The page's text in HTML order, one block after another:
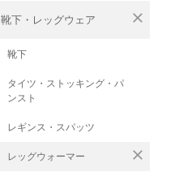
靴下・レッグウェア close
靴下
タイツ・ストッキング・パ
ンスト
レギンス・スパッツ
レッグウォーマー close